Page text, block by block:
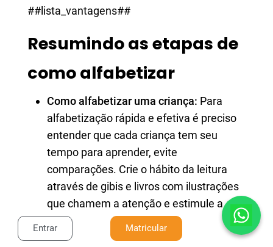
##lista_vantagens##
Resumindo as etapas de
como alfabetizar
Como alfabetizar uma criança: Para
alfabetização rápida e efetiva é preciso
entender que cada criança tem seu
tempo para aprender, evite
comparações. Crie o hábito da leitura
através de gibis e livros com ilustrações
que chamem a atenção e estimule a
criança a desenhar e escrever, utilize
lousas e cadernos de caligrafia.
Entrar Matricular